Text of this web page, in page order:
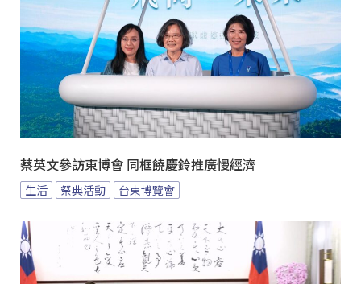
蔡英文參訪東博會 同框饒慶鈴推廣慢經濟
生活 祭典活動 台東博覽會